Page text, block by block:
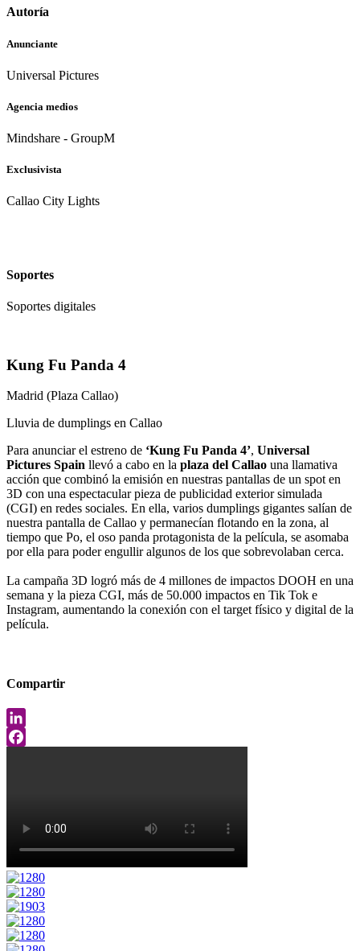
Autoría
Anunciante
Universal Pictures
Agencia medios
Mindshare - GroupM
Exclusivista
Callao City Lights
Soportes
Soportes digitales
Kung Fu Panda 4
Madrid (Plaza Callao)
Lluvia de dumplings en Callao
Para anunciar el estreno de ‘Kung Fu Panda 4’, Universal
Pictures Spain llevó a cabo en la plaza del Callao una llamativa
acción que combinó la emisión en nuestras pantallas de un spot en
3D con una espectacular pieza de publicidad exterior simulada
(CGI) en redes sociales. En ella, varios dumplings gigantes salían de
nuestra pantalla de Callao y permanecían flotando en la zona, al
tiempo que Po, el oso panda protagonista de la película, se asomaba
por ella para poder engullir algunos de los que sobrevolaban cerca.
La campaña 3D logró más de 4 millones de impactos DOOH en una
semana y la pieza CGI, más de 50.000 impactos en Tik Tok e
Instagram, aumentando la conexión con el target físico y digital de la
película.
Compartir
LinkedIn